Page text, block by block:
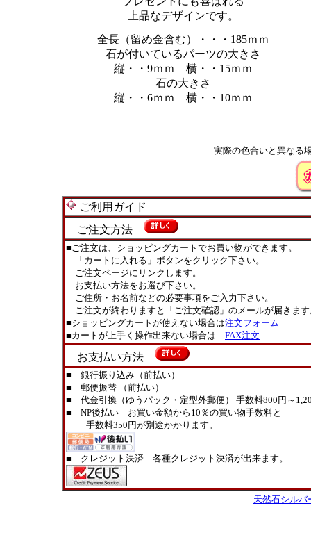
上品なデザインです。
全長（留め金含む）・・・185ｍｍ
石が付いているパーツの大きさ
縦・・9ｍｍ 横・・15ｍｍ
石の大きさ
縦・・6ｍｍ 横・・10ｍｍ
実際の色合いと異なる
ご利用ガイド
ご注文方法
■ご注文は、ショッピングカートでお買い物ができます。
「カートに入れる」ボタンをクリック下さい。
ご注文ページにリンクします。
お支払い方法をお選び下さい。
ご住所・お名前などの必要事項をご入力下さい。
ご注文が終わりますと「ご注文確認」のメールが届きま
■ショッピングカートが使えない場合は注文フォーム
■カートが上手く操作出来ない場合は FAX注文
お支払い方法
■ 銀行振り込み（前払い）
■ 郵便振替 （前払い）
■ 代金引換（ゆうパック・定型外郵便） 手数料800円～
■ NP後払い お買い金額から10％の買い物手数料と
手数料350円が別途かかります。
■ クレジット決済 各種クレジット決済が出来ます。
天然石シルバ